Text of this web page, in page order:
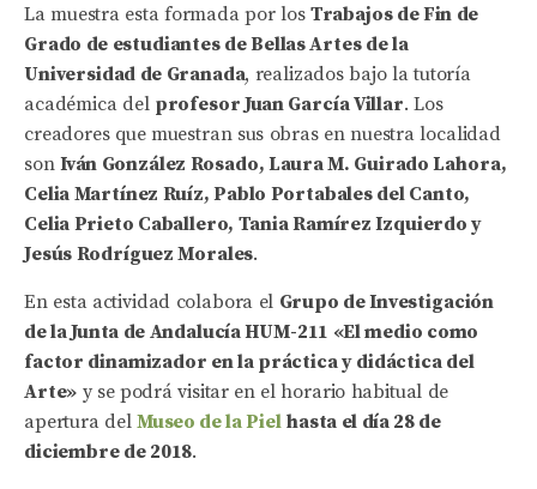
La muestra esta formada por los Trabajos de Fin de
Grado de estudiantes de Bellas Artes de la
Universidad de Granada, realizados bajo la tutoría
académica del profesor Juan García Villar. Los
creadores que muestran sus obras en nuestra localidad
son Iván González Rosado, Laura M. Guirado Lahora,
Celia Martínez Ruíz, Pablo Portabales del Canto,
Celia Prieto Caballero, Tania Ramírez Izquierdo y
Jesús Rodríguez Morales.
En esta actividad colabora el Grupo de Investigación
de la Junta de Andalucía HUM-211 «El medio como
factor dinamizador en la práctica y didáctica del
Arte» y se podrá visitar en el horario habitual de
apertura del Museo de la Piel hasta el día 28 de
diciembre de 2018.